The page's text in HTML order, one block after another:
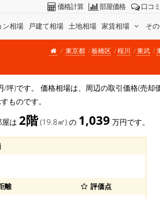
ン相場 戸建て相場 土地相場 家賃相場 そ
価格計算 部屋価格 口コミ
東京都 板橋区 桜川 東武
坪)です。 価格相場は、周辺の取引価格(売却
ものです。
は 2階(19.8㎡) の 1,039 万円です。
離 評価点